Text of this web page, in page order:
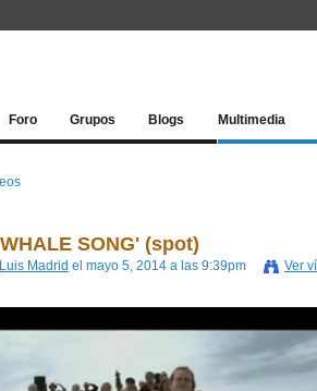
Foro Grupos Blogs Multimedia
SONG' (spot)
Luis Madrid el mayo 5, 2014 a las 9:39pm Ver